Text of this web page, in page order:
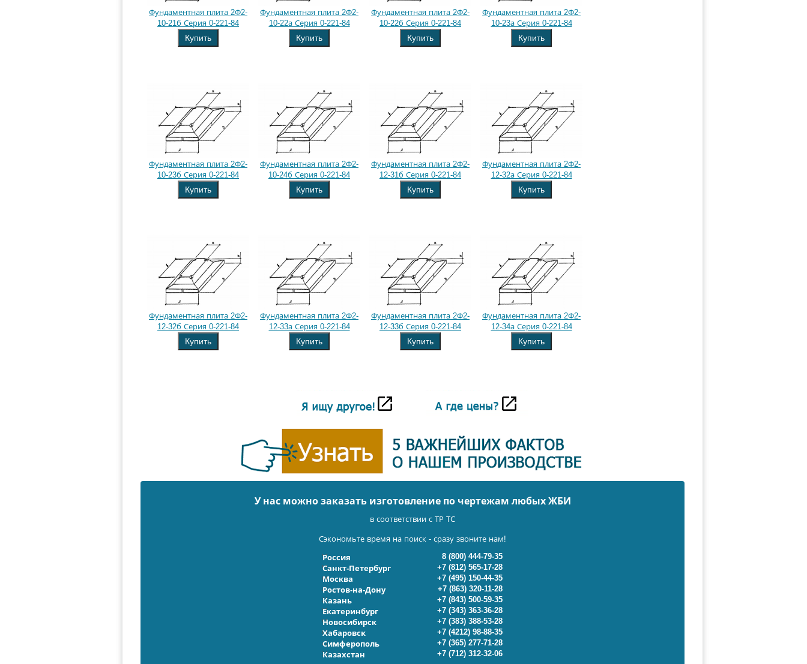
Фундаментная плита 2Ф2-
10-21б Серия 0-221-84
Купить
Фундаментная плита 2Ф2-
10-22а Серия 0-221-84
Купить
Фундаментная плита 2Ф2-
10-22б Серия 0-221-84
Купить
Фундаментная плита 2Ф2-
10-23а Серия 0-221-84
Купить
Фундаментная плита 2Ф2-
10-23б Серия 0-221-84
Купить
Фундаментная плита 2Ф2-
10-24б Серия 0-221-84
Купить
Фундаментная плита 2Ф2-
12-31б Серия 0-221-84
Купить
Фундаментная плита 2Ф2-
12-32а Серия 0-221-84
Купить
Фундаментная плита 2Ф2-
12-32б Серия 0-221-84
Купить
Фундаментная плита 2Ф2-
12-33а Серия 0-221-84
Купить
Фундаментная плита 2Ф2-
12-33б Серия 0-221-84
Купить
Фундаментная плита 2Ф2-
12-34а Серия 0-221-84
Купить
У нас можно заказать изготовление по чертежам любых ЖБИ
в соответствии с ТР ТС
Сэкономьте время на поиск - сразу звоните нам!
Россия
8 (800) 444-79-35
Санкт-Петербург
+7 (812) 565-17-28
Москва
+7 (495) 150-44-35
Ростов-на-Дону
+7 (863) 320-11-28
Казань
+7 (843) 500-59-35
Екатеринбург
+7 (343) 363-36-28
Новосибирск
+7 (383) 388-53-28
Хабаровск
+7 (4212) 98-88-35
Симферополь
+7 (365) 277-71-28
Казахстан
+7 (712) 312-32-06